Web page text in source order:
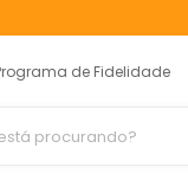
de Fidelidade